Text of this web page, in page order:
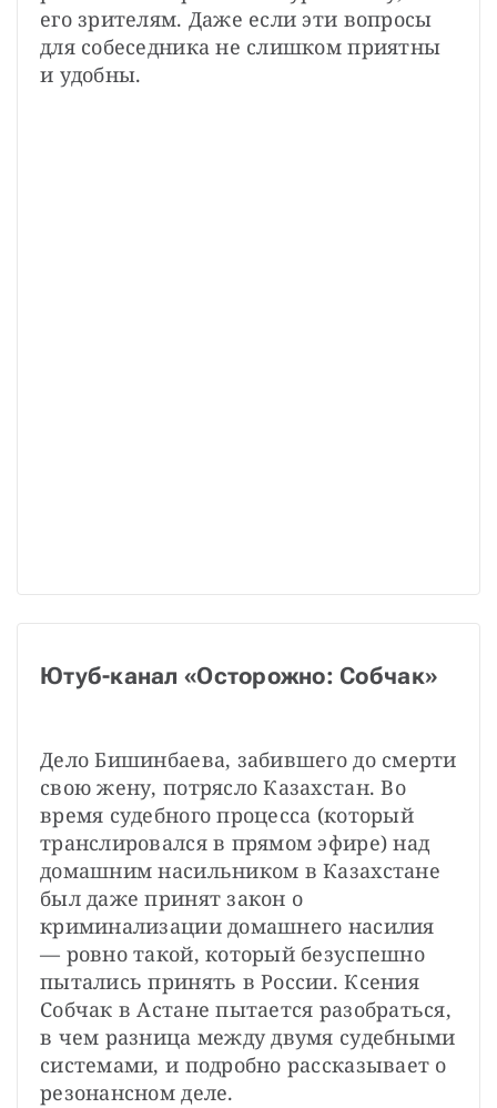
его зрителям. Даже если эти вопросы
для собеседника не слишком приятны
и удобны.
Ютуб-канал «Осторожно: Собчак»
Дело Бишинбаева, забившего до смерти
свою жену, потрясло Казахстан. Во
время судебного процесса (который
транслировался в прямом эфире) над
домашним насильником в Казахстане
был даже принят закон о
криминализации домашнего насилия
— ровно такой, который безуспешно
пытались принять в России. Ксения
Собчак в Астане пытается разобраться,
в чем разница между двумя судебными
системами, и подробно рассказывает о
резонансном деле.